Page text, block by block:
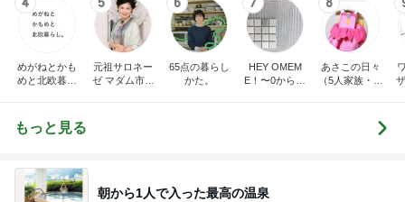
めがねとかも
めと北欧暮ら
元祖サロネー
ゼ マダム市川
65点の暮らし
かた。
HEY OMEM
E！〜0からの
あさこの日々
（5人家族・投
もっと見る
朝から1人で入った最高の温泉